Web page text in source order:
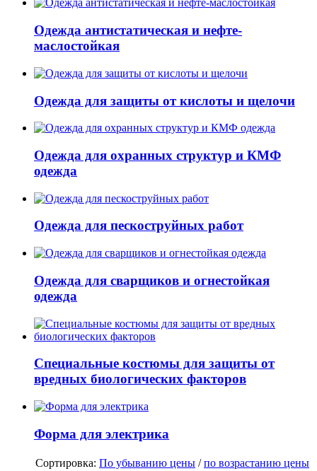
Одежда антистатическая и нефте-
маслостойкая
Одежда для защиты от кислоты и щелочи
Одежда для охранных структур и КМФ
одежда
Одежда для пескоструйных работ
Одежда для сварщиков и огнестойкая
одежда
Специальные костюмы для защиты от
вредных биологических факторов
Форма для электрика
Сортировка: По убыванию цены /по возрастанию цены